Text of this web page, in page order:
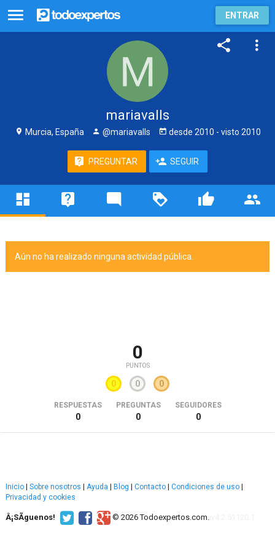
ENTRAR
mariavalls
Murcia, España @mariavalls desde 2010 - visto 2010
PREGUNTAR SEGUIR
Aún no ha realizado ninguna actividad pública.
0
PUNTOS
0 0 0
RESPUESTAS
0
PREGUNTAS
0
SEGUIDORES
0
Inicio Sobre nosotros Ayuda Blog Contacto Condiciones de uso
Privacidad y cookies
Â¡SÃ­guenos! © 2026 Todoexpertos.com.